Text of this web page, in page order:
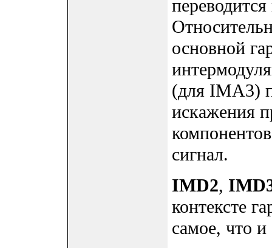
основной
(для IMA3)
искажения
сигнал.
IMD2,
контексте
самое, что